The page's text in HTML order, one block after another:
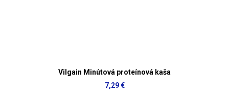
Vilgain Minútová proteínová kaša
7,29 €